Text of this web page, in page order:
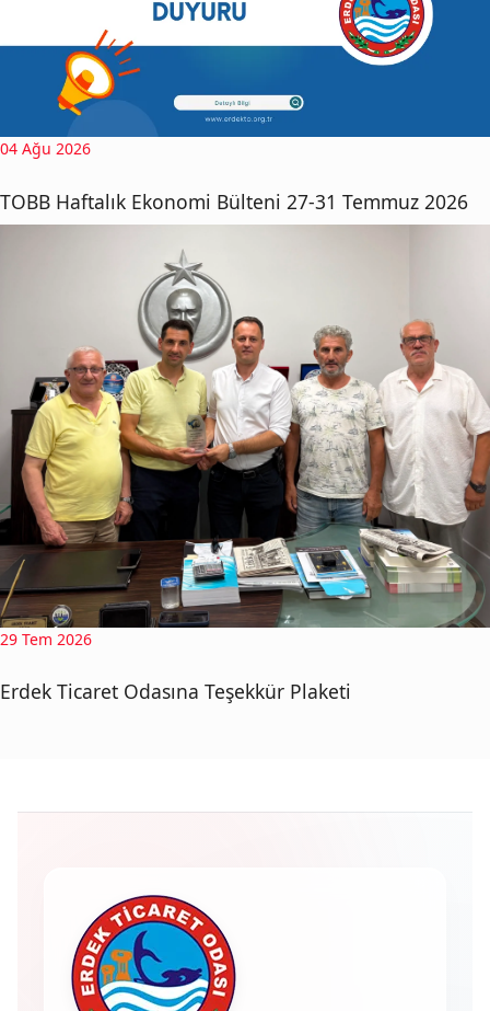
04 Ağu 2026
TOBB Haftalık Ekonomi Bülteni 27-31 Temmuz 2026
29 Tem 2026
Erdek Ticaret Odasına Teşekkür Plaketi